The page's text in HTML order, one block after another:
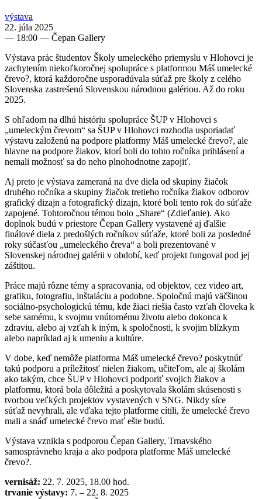
výstava
22. júla 2025
— 18:00 — Čepan Gallery
Výstava prác študentov Školy umeleckého priemyslu v Hlohovci je
zachytením niekoľkoročnej spolupráce s platformou Máš umelecké
črevo?, ktorá každoročne usporadúvala súťaž pre školy z celého
Slovenska zastrešenú Slovenskou národnou galériou. Až do roku
2025.
S ohľadom na dlhú históriu spolupráce ŠUP v Hlohovci s
„umeleckým črevom“ sa ŠUP v Hlohovci rozhodla usporiadať
výstavu založenú na podpore platformy Máš umelecké črevo?, ale
hlavne na podpore žiakov, ktorí boli do tohto ročníka prihlásení a
nemali možnosť sa do neho plnohodnotne zapojiť.
Aj preto je výstava zameraná na dve diela od skupiny žiačok
druhého ročníka a skupiny žiačok tretieho ročníka žiakov odborov
grafický dizajn a fotografický dizajn, ktoré boli tento rok do súťaže
zapojené. Tohtoročnou témou bolo „Share“ (Zdieľanie). Ako
doplnok budú v priestore Čepan Gallery vystavené aj ďalšie
finálové diela z predošlých ročníkov súťaže, ktoré boli za posledné
roky súčasťou „umeleckého čreva“ a boli prezentované v
Slovenskej národnej galérii v období, keď projekt fungoval pod jej
záštitou.
Práce majú rôzne témy a spracovania, od objektov, cez video art,
grafiku, fotografiu, inštaláciu a podobne. Spoločnú majú väčšinou
sociálno-psychologickú tému, kde žiaci riešia často vzťah človeka k
sebe samému, k svojmu vnútornému životu alebo dokonca k
zdraviu, alebo aj vzťah k iným, k spoločnosti, k svojim blízkym
alebo napríklad aj k umeniu a kultúre.
V dobe, keď nemôže platforma Máš umelecké črevo? poskytnúť
takú podporu a príležitosť nielen žiakom, učiteľom, ale aj školám
ako takým, chce ŠUP v Hlohovci podporiť svojich žiakov a
platformu, ktorá bola dôležitá a poskytovala školám skúsenosti s
tvorbou veľkých projektov vystavených v SNG. Nikdy síce
súťaž nevyhrali, ale vďaka tejto platforme cítili, že umelecké črevo
mali a snáď umelecké črevo mať ešte budú.
Výstava vznikla s podporou Čepan Gallery, Trnavského
samosprávneho kraja a ako podpora platforme Máš umelecké
črevo?.
vernisáž: 22. 7. 2025, 18.00 hod.
trvanie výstavy: 7. – 22. 8. 2025